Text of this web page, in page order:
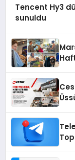
Tencent Hy3
sunuldu